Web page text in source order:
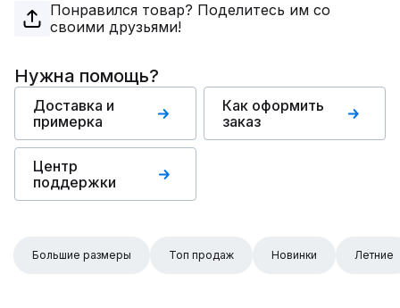
Понравился товар? Поделитесь им со
своими друзьями!
Нужна помощь?
Доставка и
примерка
Как оформить
заказ
Центр
поддержки
Большие размеры Топ продаж Новинки Летние